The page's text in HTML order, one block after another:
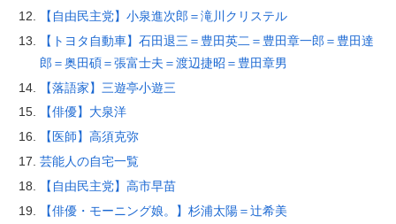
【自由民主党】小泉進次郎＝滝川クリステル
【トヨタ自動車】石田退三＝豊田英二＝豊田章一郎＝豊田達
郎＝奥田碩＝張富士夫＝渡辺捷昭＝豊田章男
【落語家】三遊亭小遊三
【俳優】大泉洋
【医師】高須克弥
芸能人の自宅一覧
【自由民主党】高市早苗
【俳優・モーニング娘。】杉浦太陽＝辻希美